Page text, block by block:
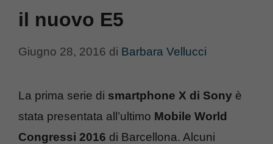
il nuovo E5
Giugno 28, 2016 di Barbara Vellucci
La prima serie di smartphone X di Sony è
stata presentata all’ultimo Mobile World
Congressi 2016 di Barcellona. Alcuni